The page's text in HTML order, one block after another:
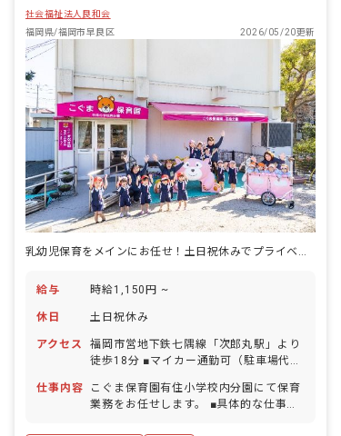
社会福祉法人良和会
福岡県/福岡市早良区
2026/05/20更新
給与 時給1,150円 ~
休日 土日祝休み
アクセス
福岡市営地下鉄七隅線「次郎丸駅」より
徒歩18分 ■マイカー通勤可（駐車場代自
仕事内容
こぐま保育園有住小学校内分園にて保育
業務をお任せします。 ■具体的な仕事内